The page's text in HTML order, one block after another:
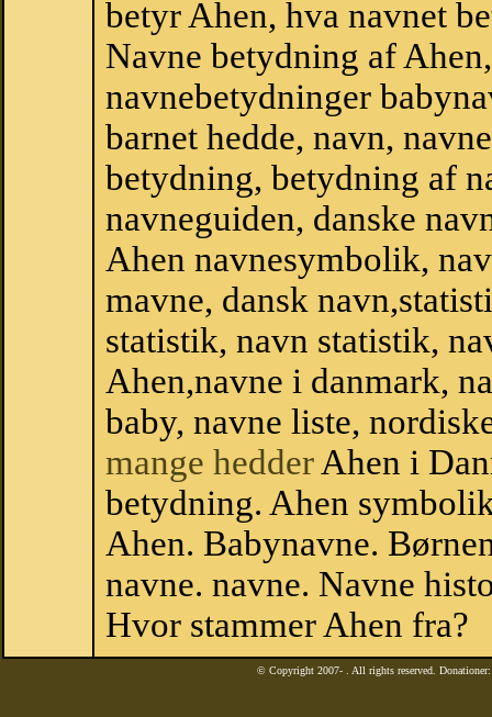
betyr Ahen, hva navnet
Navne betydning af
navnebetydninger
barnet hedde, navn,
betydning, betydning af
navneguiden, danske
Ahen navnesymbolik,
mavne, dansk
statistik, navn statistik,
Ahen,navne i danmark,
baby, navne liste,
mange hedder Ahen i
betydning. Ahen
Ahen. Babynavne.
navne. navne. Navne
Hvor stammer Ahen fra?
© Copyright 2007- . All rights reserved.